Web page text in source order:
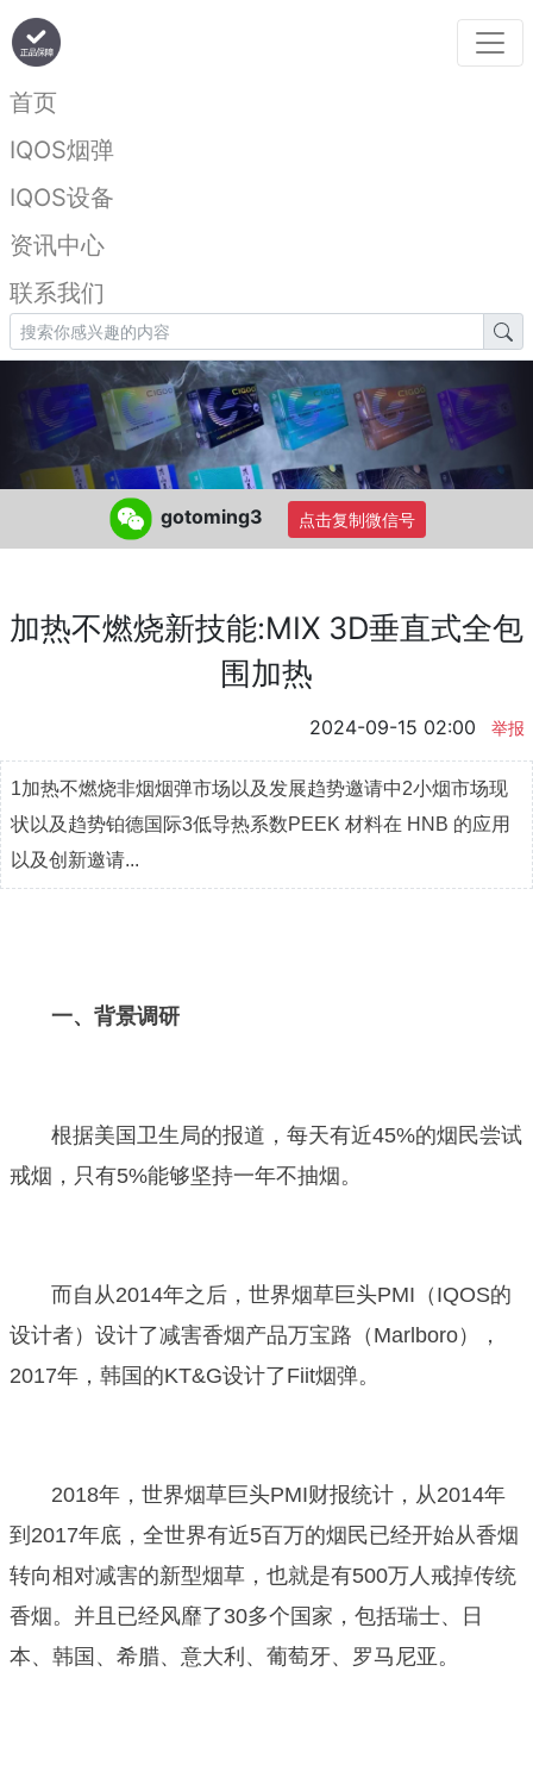
首页
IQOS烟弹
IQOS设备
资讯中心
联系我们
加热不燃烧新技能:MIX 3D垂直式全包
围加热
2024-09-15 02:00 举报
1加热不燃烧非烟烟弹市场以及发展趋势邀请中2小烟市场现
状以及趋势铂德国际3低导热系数PEEK 材料在 HNB 的应用
以及创新邀请...
一、背景调研
根据美国卫生局的报道，每天有近45%的烟民尝试
戒烟，只有5%能够坚持一年不抽烟。
而自从2014年之后，世界烟草巨头PMI（IQOS的
设计者）设计了减害香烟产品万宝路（Marlboro），
2017年，韩国的KT&G设计了Fiit烟弹。
2018年，世界烟草巨头PMI财报统计，从2014年
到2017年底，全世界有近5百万的烟民已经开始从香烟
转向相对减害的新型烟草，也就是有500万人戒掉传统
香烟。并且已经风靡了30多个国家，包括瑞士、日
本、韩国、希腊、意大利、葡萄牙、罗马尼亚。
gotoming3 点击复制微信号